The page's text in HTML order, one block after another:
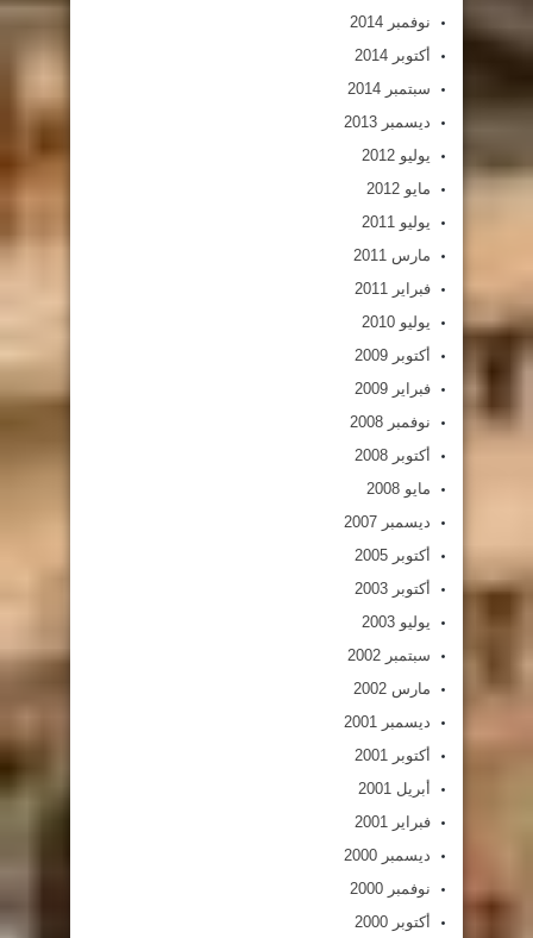
نوفمبر 2014
أكتوبر 2014
سبتمبر 2014
ديسمبر 2013
يوليو 2012
مايو 2012
يوليو 2011
مارس 2011
فبراير 2011
يوليو 2010
أكتوبر 2009
فبراير 2009
نوفمبر 2008
أكتوبر 2008
مايو 2008
ديسمبر 2007
أكتوبر 2005
أكتوبر 2003
يوليو 2003
سبتمبر 2002
مارس 2002
ديسمبر 2001
أكتوبر 2001
أبريل 2001
فبراير 2001
ديسمبر 2000
نوفمبر 2000
أكتوبر 2000